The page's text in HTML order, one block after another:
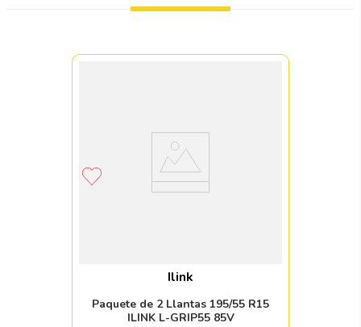
Ilink
Paquete de 2 Llantas 195/55 R15
ILINK L-GRIP55 85V